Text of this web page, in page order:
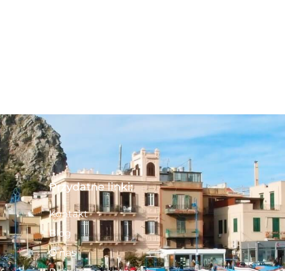
Przydatne linki:
Kontakt
Blog
O nas